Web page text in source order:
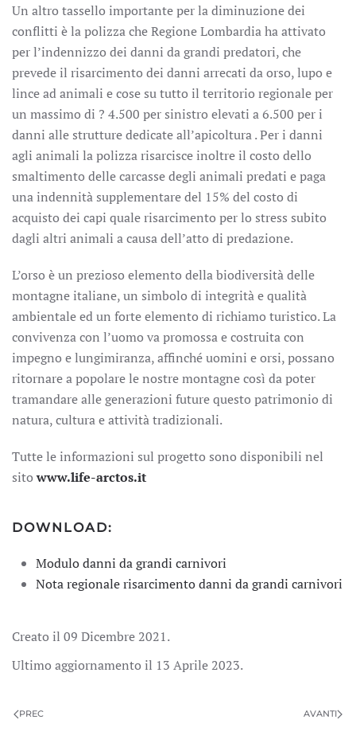
Un altro tassello importante per la diminuzione dei
conflitti è la polizza che Regione Lombardia ha attivato
per l’indennizzo dei danni da grandi predatori, che
prevede il risarcimento dei danni arrecati da orso, lupo e
lince ad animali e cose su tutto il territorio regionale per
un massimo di ? 4.500 per sinistro elevati a 6.500 per i
danni alle strutture dedicate all’apicoltura . Per i danni
agli animali la polizza risarcisce inoltre il costo dello
smaltimento delle carcasse degli animali predati e paga
una indennità supplementare del 15% del costo di
acquisto dei capi quale risarcimento per lo stress subito
dagli altri animali a causa dell’atto di predazione.
L’orso è un prezioso elemento della biodiversità delle
montagne italiane, un simbolo di integrità e qualità
ambientale ed un forte elemento di richiamo turistico. La
convivenza con l’uomo va promossa e costruita con
impegno e lungimiranza, affinché uomini e orsi, possano
ritornare a popolare le nostre montagne così da poter
tramandare alle generazioni future questo patrimonio di
natura, cultura e attività tradizionali.
Tutte le informazioni sul progetto sono disponibili nel
sitowww.life-arctos.it
DOWNLOAD:
Modulo danni da grandi carnivori
Nota regionale risarcimento danni da grandi carnivori
Creato il 09 Dicembre 2021.
Ultimo aggiornamento il 13 Aprile 2023.
PREC AVANTI